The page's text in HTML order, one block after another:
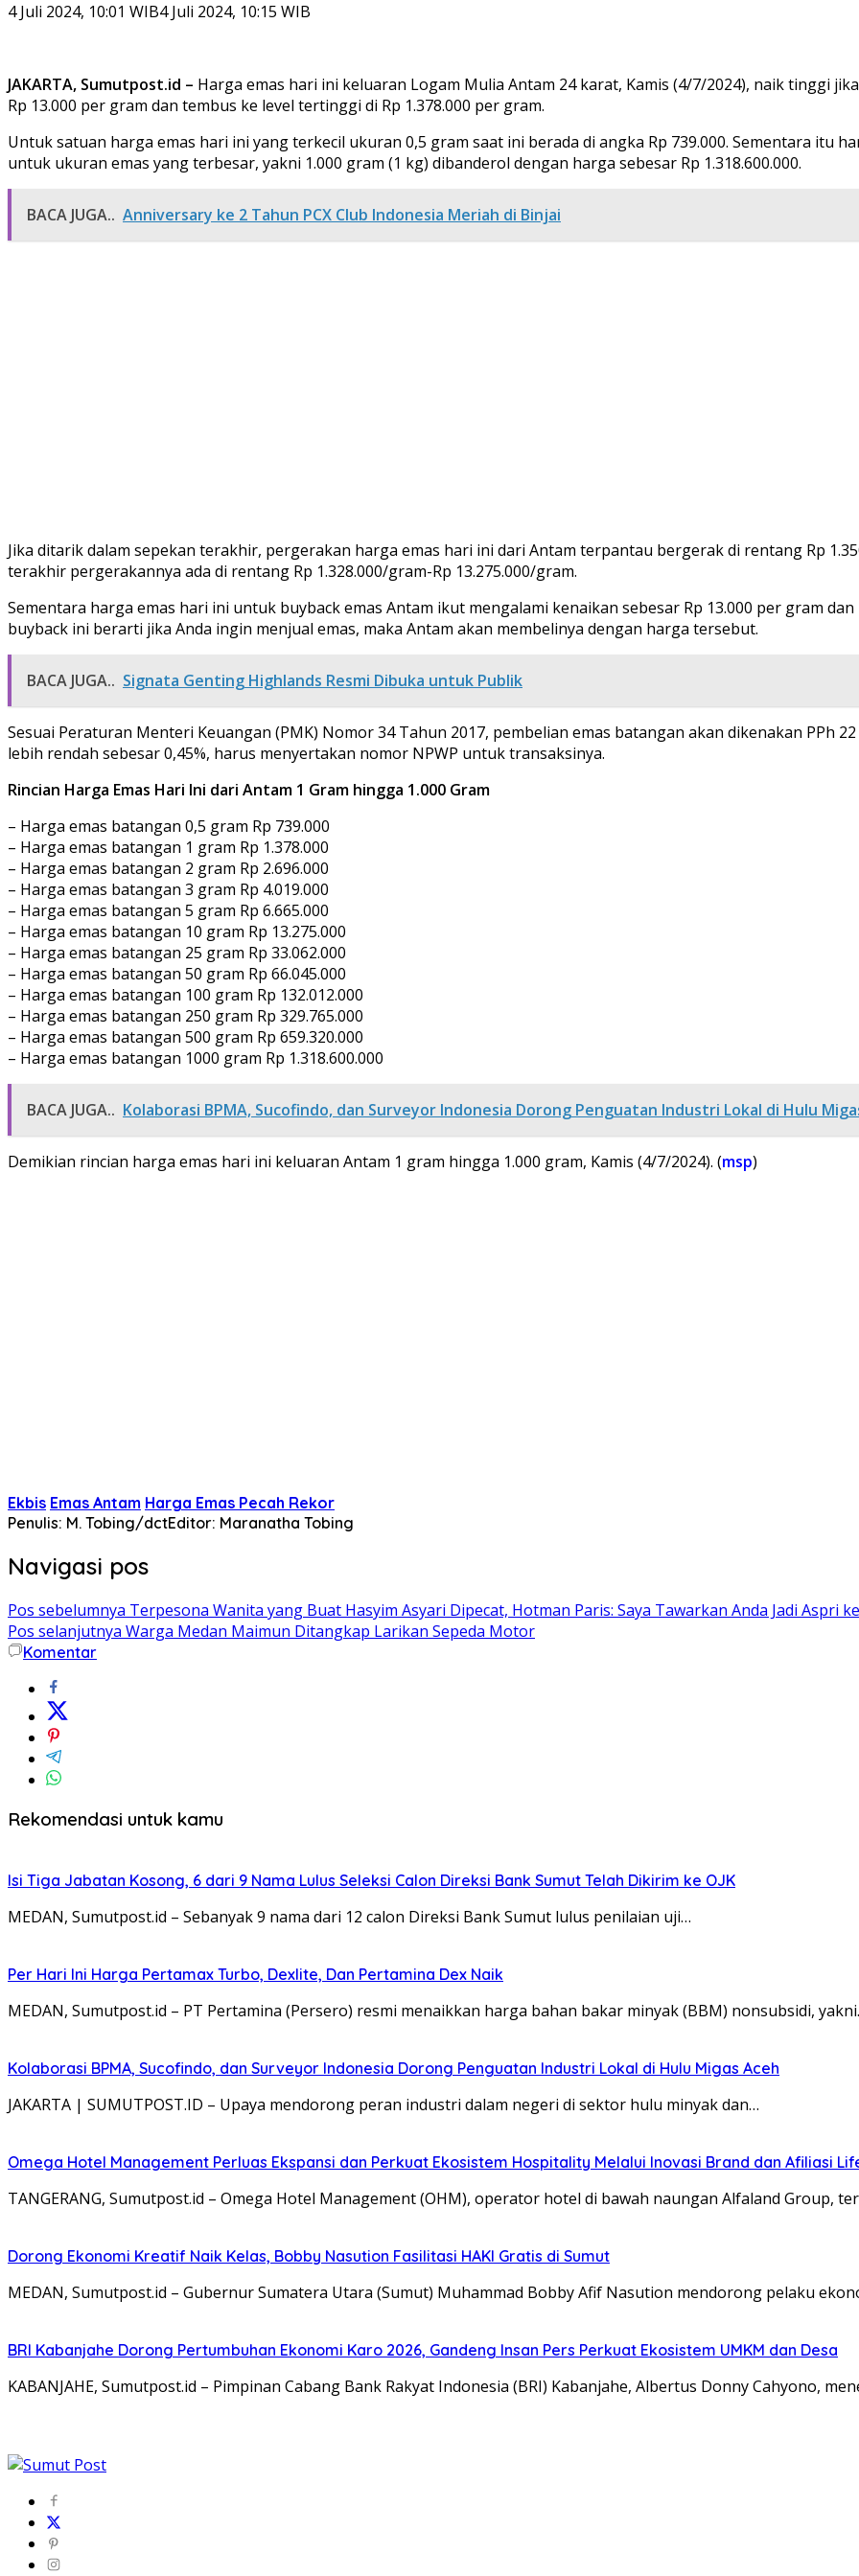
4 Juli 2024, 10:01 WIB4 Juli 2024, 10:15 WIB
JAKARTA, Sumutpost.id – Harga emas hari ini keluaran Logam Mulia Antam 24 karat, Kamis (4/7/2024), naik tinggi
Rp 13.000 per gram dan tembus ke level tertinggi di Rp 1.378.000 per gram.
Untuk satuan harga emas hari ini yang terkecil ukuran 0,5 gram saat ini berada di angka Rp 739.000. Sementara itu
untuk ukuran emas yang terbesar, yakni 1.000 gram (1 kg) dibanderol dengan harga sebesar Rp 1.318.600.000.
BACA JUGA.. Anniversary ke 2 Tahun PCX Club Indonesia Meriah di Binjai
Jika ditarik dalam sepekan terakhir, pergerakan harga emas hari ini dari Antam terpantau bergerak di rentang Rp
terakhir pergerakannya ada di rentang Rp 1.328.000/gram-Rp 13.275.000/gram.
Sementara harga emas hari ini untuk buyback emas Antam ikut mengalami kenaikan sebesar Rp 13.000 per gram
buyback ini berarti jika Anda ingin menjual emas, maka Antam akan membelinya dengan harga tersebut.
BACA JUGA.. Signata Genting Highlands Resmi Dibuka untuk Publik
Sesuai Peraturan Menteri Keuangan (PMK) Nomor 34 Tahun 2017, pembelian emas batangan akan dikenakan PPh
lebih rendah sebesar 0,45%, harus menyertakan nomor NPWP untuk transaksinya.
Rincian Harga Emas Hari Ini dari Antam 1 Gram hingga 1.000 Gram
– Harga emas batangan 0,5 gram Rp 739.000
– Harga emas batangan 1 gram Rp 1.378.000
– Harga emas batangan 2 gram Rp 2.696.000
– Harga emas batangan 3 gram Rp 4.019.000
– Harga emas batangan 5 gram Rp 6.665.000
– Harga emas batangan 10 gram Rp 13.275.000
– Harga emas batangan 25 gram Rp 33.062.000
– Harga emas batangan 50 gram Rp 66.045.000
– Harga emas batangan 100 gram Rp 132.012.000
– Harga emas batangan 250 gram Rp 329.765.000
– Harga emas batangan 500 gram Rp 659.320.000
– Harga emas batangan 1000 gram Rp 1.318.600.000
BACA JUGA.. Kolaborasi BPMA, Sucofindo, dan Surveyor Indonesia Dorong Penguatan Industri Lokal di Hulu
Demikian rincian harga emas hari ini keluaran Antam 1 gram hingga 1.000 gram, Kamis (4/7/2024). (msp)
Ekbis Emas Antam Harga Emas Pecah Rekor
Penulis: M. Tobing/dctEditor: Maranatha Tobing
Navigasi pos
Pos sebelumnya Terpesona Wanita yang Buat Hasyim Asyari Dipecat, Hotman Paris: Saya Tawarkan Anda Jadi Aspri
Pos selanjutnya Warga Medan Maimun Ditangkap Larikan Sepeda Motor
Komentar
Rekomendasi untuk kamu
Isi Tiga Jabatan Kosong, 6 dari 9 Nama Lulus Seleksi Calon Direksi Bank Sumut Telah Dikirim ke OJK
MEDAN, Sumutpost.id – Sebanyak 9 nama dari 12 calon Direksi Bank Sumut lulus penilaian uji…
Per Hari Ini Harga Pertamax Turbo, Dexlite, Dan Pertamina Dex Naik
MEDAN, Sumutpost.id – PT Pertamina (Persero) resmi menaikkan harga bahan bakar minyak (BBM) nonsubsidi,
Kolaborasi BPMA, Sucofindo, dan Surveyor Indonesia Dorong Penguatan Industri Lokal di Hulu Migas Aceh
JAKARTA | SUMUTPOST.ID – Upaya mendorong peran industri dalam negeri di sektor hulu minyak dan…
Omega Hotel Management Perluas Ekspansi dan Perkuat Ekosistem Hospitality Melalui Inovasi Brand dan Afiliasi
TANGERANG, Sumutpost.id – Omega Hotel Management (OHM), operator hotel di bawah naungan Alfaland Group,
Dorong Ekonomi Kreatif Naik Kelas, Bobby Nasution Fasilitasi HAKI Gratis di Sumut
MEDAN, Sumutpost.id – Gubernur Sumatera Utara (Sumut) Muhammad Bobby Afif Nasution mendorong pelaku
BRI Kabanjahe Dorong Pertumbuhan Ekonomi Karo 2026, Gandeng Insan Pers Perkuat Ekosistem UMKM dan Desa
KABANJAHE, Sumutpost.id – Pimpinan Cabang Bank Rakyat Indonesia (BRI) Kabanjahe, Albertus Donny Cahyono,